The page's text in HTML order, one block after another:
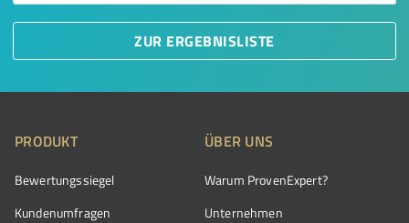
ZUR ERGEBNISLISTE
PRODUKT
Bewertungssiegel
Kundenumfragen
ÜBER UNS
Warum ProvenExpert?
Unternehmen